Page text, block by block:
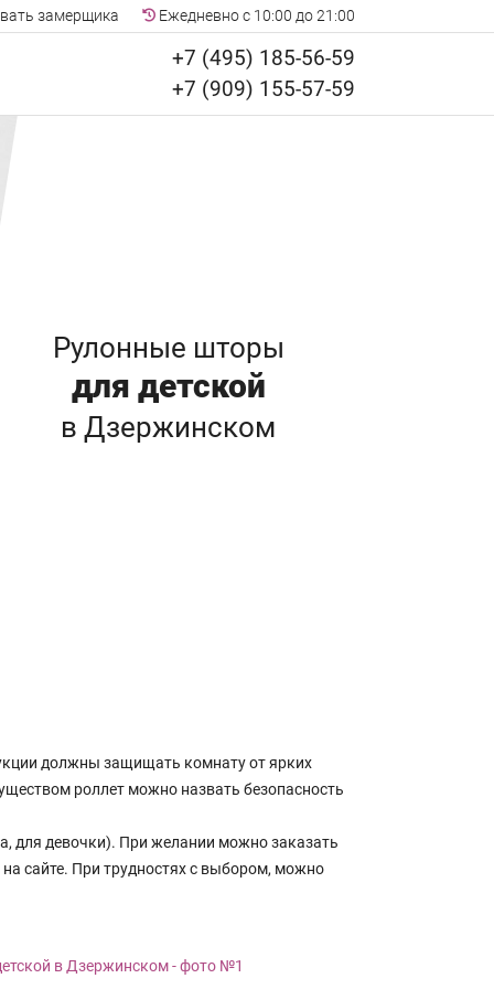
замерщика Ежедневно с 10:00 до 21:00
+7 (495) 185-56-59
+7 (909) 155-57-59
Рулонные шторы
для детской
в Дзержинском
должны защищать комнату от ярких
роллет можно назвать безопасность
для девочки). При желании можно заказать
сайте. При трудностях с выбором, можно